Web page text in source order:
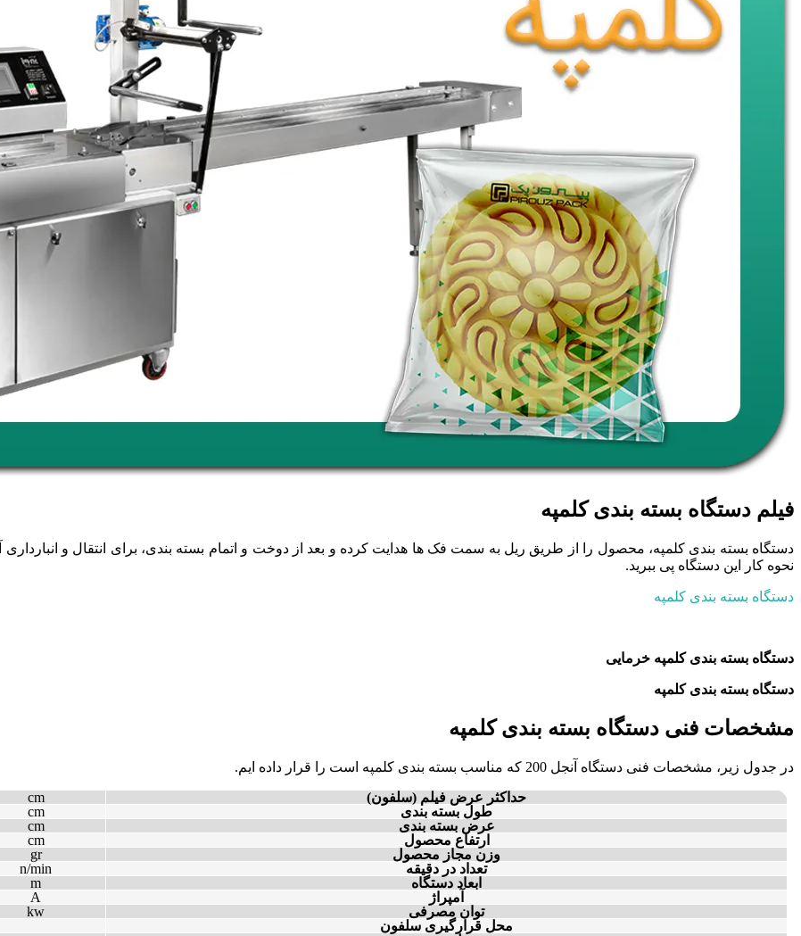
فیلم دستگاه بسته بندی کلمپه
دستگاه بسته بندی کلمپه، محصول را از طریق ریل به سمت فک ها هدایت کرده و بعد از دوخت و اتمام بسته بندی، برای انتقال و انبارداری
نحوه کار این دستگاه پی ببرید.
دستگاه بسته بندی کلمپه
دستگاه بسته بندی کلمپه خرمایی
دستگاه بسته بندی کلمپه
مشخصات فنی دستگاه بسته بندی کلمپه
در جدول زیر، مشخصات فنی دستگاه آنجل 200 که مناسب بسته بندی کلمپه است را قرار داده ایم.
حداکثر عرض فیلم (سلفون)
cm
طول بسته بندی
cm
عرض بسته بندی
cm
ارتفاع محصول
cm
وزن مجاز محصول
gr
تعداد در دقیقه
n/min
ابعاد دستگاه
m
آمپراژ
A
توان مصرفی
kw
محل قرارگیری سلفون